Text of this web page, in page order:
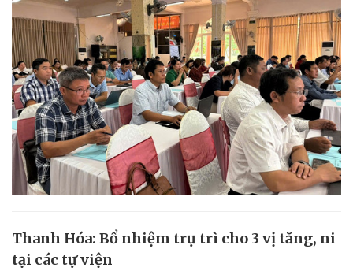
Thanh Hóa: Bổ nhiệm trụ trì cho 3 vị tăng, ni
tại các tự viện